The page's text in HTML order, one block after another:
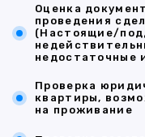
Оценка
проведения
(Настоящие/
недостаточные
Проверка
квартиры,
на проживание